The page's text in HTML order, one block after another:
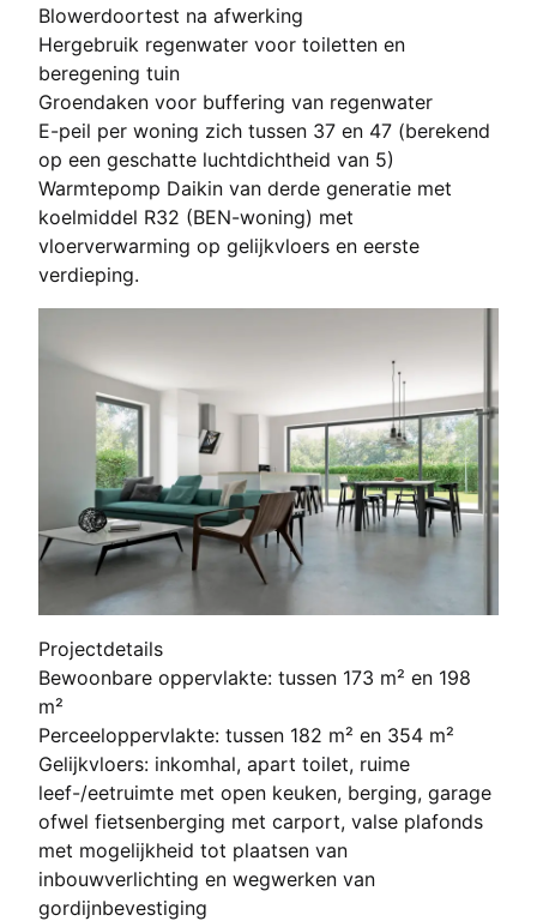
Blowerdoortest na afwerking
Hergebruik regenwater voor toiletten en
beregening tuin
Groendaken voor buffering van regenwater
E-peil per woning zich tussen 37 en 47 (berekend
op een geschatte luchtdichtheid van 5)
Warmtepomp Daikin van derde generatie met
koelmiddel R32 (BEN-woning) met
vloerverwarming op gelijkvloers en eerste
verdieping.
Projectdetails
Bewoonbare oppervlakte: tussen 173 m² en 198
m²
Perceeloppervlakte: tussen 182 m² en 354 m²
Gelijkvloers: inkomhal, apart toilet, ruime
leef-/eetruimte met open keuken, berging, garage
ofwel fietsenberging met carport, valse plafonds
met mogelijkheid tot plaatsen van
inbouwverlichting en wegwerken van
gordijnbevestiging